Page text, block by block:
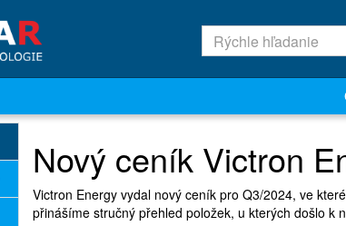
Nový ceník Victron
Victron Energy vydal nový ceník pro Q3/2024, ve
přinášíme stručný přehled položek, u kterých došlo k